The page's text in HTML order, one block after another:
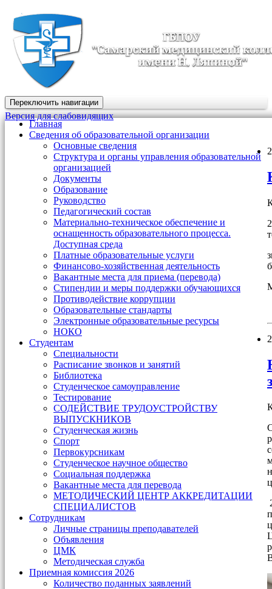
Версия для слабовидящих
Переключить навигации
Главная
Сведения об образовательной организации
Основные сведения
Структура и органы управления образовательной
организацией
Документы
Образование
Руководство
Педагогический состав
Материально-техническое обеспечение и
оснащенность образовательного процесса.
Доступная среда
Платные образовательные услуги
Финансово-хозяйственная деятельность
Вакантные места для приема (перевода)
Стипендии и меры поддержки обучающихся
Противодействие коррупции
Образовательные стандарты
Электронные образовательные ресурсы
НОКО
Студентам
Специальности
Расписание звонков и занятий
Библиотека
Студенческое самоуправление
Тестирование
СОДЕЙСТВИЕ ТРУДОУСТРОЙСТВУ
ВЫПУСКНИКОВ
Студенческая жизнь
Спорт
Первокурсникам
Студенческое научное общество
Социальная поддержка
Вакантные места для перевода
МЕТОДИЧЕСКИЙ ЦЕНТР АККРЕДИТАЦИИ
СПЕЦИАЛИСТОВ
Сотрудникам
Личные страницы преподавателей
Объявления
ЦМК
Методическая служба
Приемная комиссия 2026
Количество поданных заявлений